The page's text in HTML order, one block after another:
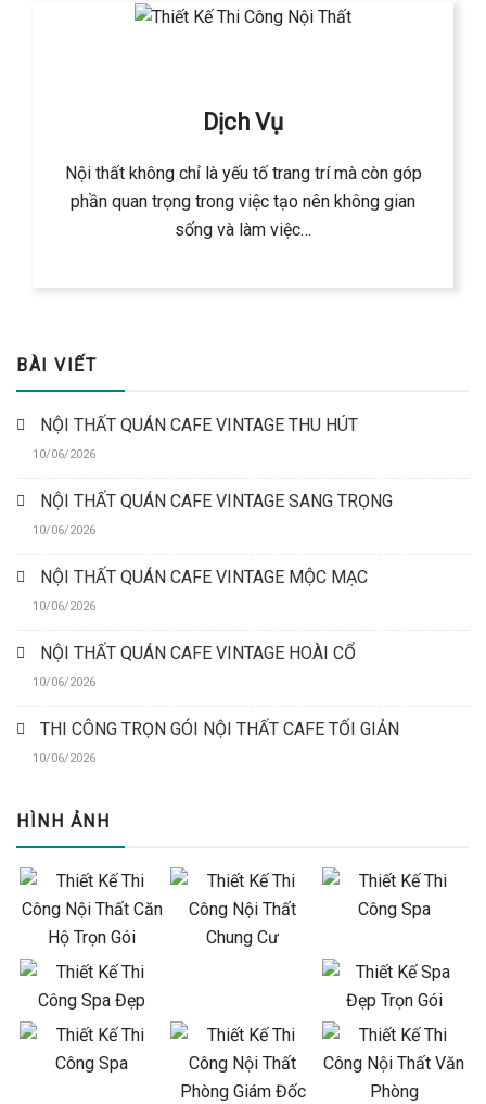
Dịch Vụ
Nội thất không chỉ là yếu tố trang trí mà còn góp
phần quan trọng trong việc tạo nên không gian
sống và làm việc…
BÀI VIẾT
NỘI THẤT QUÁN CAFE VINTAGE THU HÚT
10/06/2026
NỘI THẤT QUÁN CAFE VINTAGE SANG TRỌNG
10/06/2026
NỘI THẤT QUÁN CAFE VINTAGE MỘC MẠC
10/06/2026
NỘI THẤT QUÁN CAFE VINTAGE HOÀI CỔ
10/06/2026
THI CÔNG TRỌN GÓI NỘI THẤT CAFE TỐI GIẢN
10/06/2026
HÌNH ẢNH